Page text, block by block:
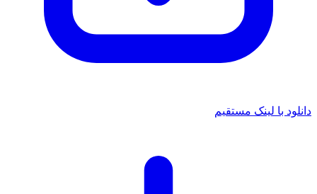
دانلود با لینک مستقیم